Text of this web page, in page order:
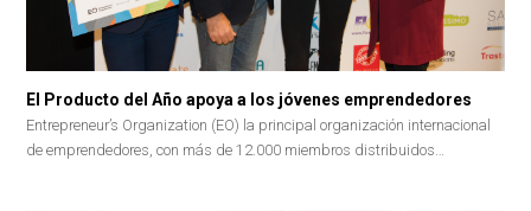
El Producto del Año apoya a los jóvenes emprendedores
Entrepreneur’s Organization (EO) la principal organización internacional
de emprendedores, con más de 12.000 miembros distribuidos…